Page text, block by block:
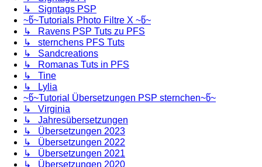
↳ Signtags PSP
~წ~Tutorials Photo Filtre X ~წ~
↳ Ravens PSP Tuts zu PFS
↳ sternchens PFS Tuts
↳ Sandcreations
↳ Romanas Tuts in PFS
↳ Tine
↳ Lylia
~წ~Tutorial Übersetzungen PSP sternchen~წ~
↳ Virginia
↳ Jahresübersetzungen
↳ Übersetzungen 2023
↳ Übersetzungen 2022
↳ Übersetzungen 2021
↳ Übersetzungen 2020